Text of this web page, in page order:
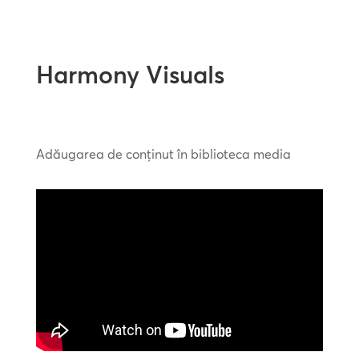
Harmony Visuals
Adăugarea de conținut în biblioteca media